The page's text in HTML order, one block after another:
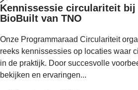
Kennissessie circulariteit
BioBuilt van TNO
Onze Programmaraad Circulariteit
reeks kennissessies op locaties waar
in de praktijk. Door succesvolle
bekijken en ervaringen...